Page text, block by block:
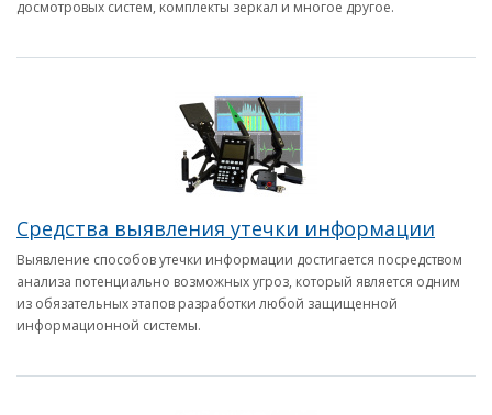
досмотровых систем, комплекты зеркал и многое другое.
Средства выявления утечки информации
Выявление способов утечки информации достигается посредством
анализа потенциально возможных угроз, который является одним
из обязательных этапов разработки любой защищенной
информационной системы.